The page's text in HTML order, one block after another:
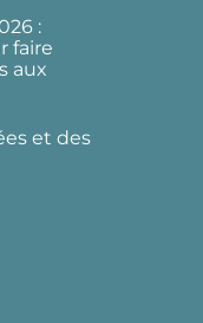
:
faire
aux
et des